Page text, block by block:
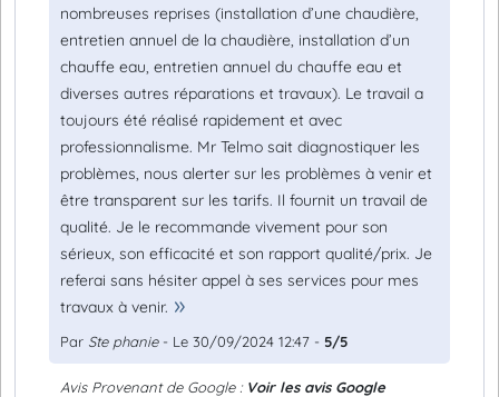
nombreuses reprises (installation d’une chaudière,
entretien annuel de la chaudière, installation d’un
chauffe eau, entretien annuel du chauffe eau et
diverses autres réparations et travaux). Le travail a
toujours été réalisé rapidement et avec
professionnalisme. Mr Telmo sait diagnostiquer les
problèmes, nous alerter sur les problèmes à venir et
être transparent sur les tarifs. Il fournit un travail de
qualité. Je le recommande vivement pour son
sérieux, son efficacité et son rapport qualité/prix. Je
referai sans hésiter appel à ses services pour mes
travaux à venir.
Par Ste phanie- Le 30/09/2024 12:47 - 5/5
Avis Provenant de Google : Voir les avis Google